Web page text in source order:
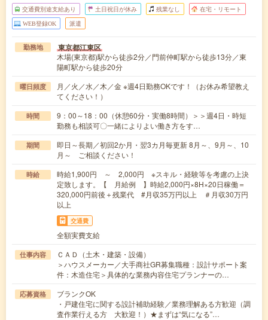
交通費別途支給あり 土日祝日が休み 残業なし 在宅・リモート
WEB登録OK 派遣
勤務地 東京都江東区
木場(東京都)駅から徒歩2分／門前仲町駅から徒歩13分／東
陽町駅から徒歩20分
曜日頻度
月／火／水／木／金 ※週4日勤務OKです！（お休み希望教え
てください！）
時間
9：00～18：00（休憩60分・実働8時間）＞＞週4日・時短
勤務も相談可〇一緒によりよい働き方をす…
期間
即日～長期／初回2か月・翌3カ月毎更新 8月～、9月～、10
月～ ご相談ください！
時給
時給1,900円 ～ 2,000円 ※スキル・経験等を考慮の上決
定致します。【 月給例 】時給2,000円×8H×20日稼働＝
320,000円前後＋残業代 #月収35万円以上 ＃月収30万円
以上
交通費
全額実費支給
仕事内容
ＣＡＤ（土木・建築・設備）
＞ハウスメーカー／大手商社GR募集職種：設計サポート案
件：木造住宅＞具体的な業務内容住宅プランナーの…
応募資格
ブランクOK
・戸建住宅に関する設計補助経験／業務理解ある方歓迎（調
査作業行える方 大歓迎！）★まずは“気になる”…